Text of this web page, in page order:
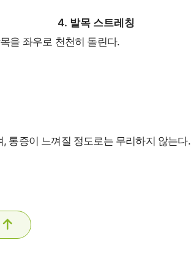
4. 발목 스트레칭
을 좌우로 천천히 돌린다.
통증이 느껴질 정도로는 무리하지 않는다.